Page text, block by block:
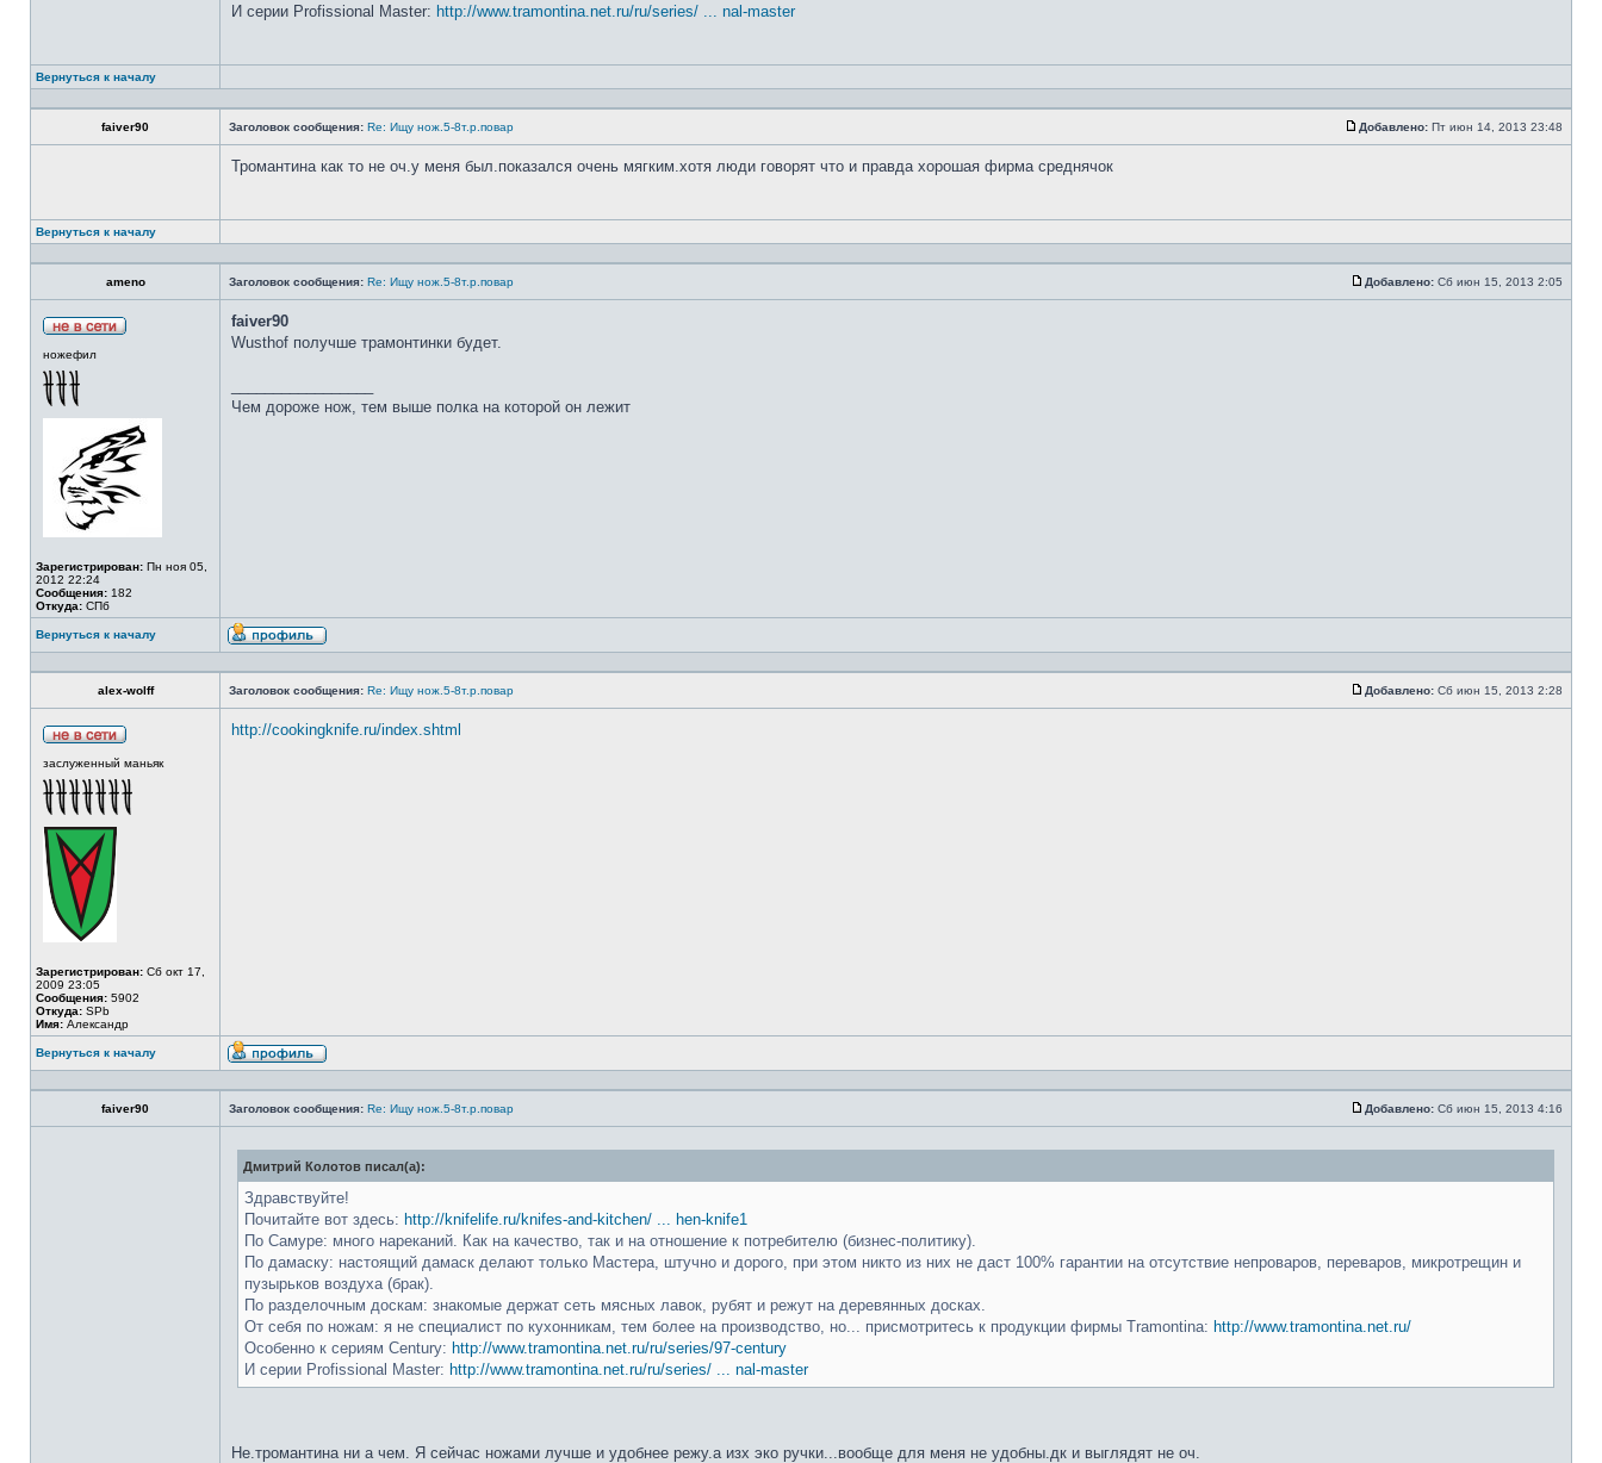
И серии Profissional Master: http://www.tramontina.net.ru/ru/series/ ... nal-master
Вернуться к началу
faiver90 Заголовок сообщения: Re: Ищу нож.5-8т.р.повар Добавлено: Пт июн 14, 2013 23:48
Тромантина как то не оч.у меня был.показался очень мягким.хотя люди говорят что и правда хорошая фирма среднячок
Вернуться к началу
ameno Заголовок сообщения: Re: Ищу нож.5-8т.р.повар Добавлено: Сб июн 15, 2013 2:05
ножефил
Зарегистрирован: Пн ноя 05,
2012 22:24
Сообщения: 182
Откуда: СПб
faiver90
Wusthof получше трамонтинки будет.
Чем дороже нож, тем выше полка на которой он лежит
Вернуться к началу
alex-wolff Заголовок сообщения: Re: Ищу нож.5-8т.р.повар Добавлено: Сб июн 15, 2013 2:28
заслуженный маньяк
Зарегистрирован: Сб окт 17,
2009 23:05
Сообщения: 5902
Откуда: SPb
Имя: Александр
http://cookingknife.ru/index.shtml
Вернуться к началу
faiver90 Заголовок сообщения: Re: Ищу нож.5-8т.р.повар Добавлено: Сб июн 15, 2013 4:16
Дмитрий Колотов писал(а):
Здравствуйте!
Почитайте вот здесь: http://knifelife.ru/knifes-and-kitchen/ ... hen-knife1
По Самуре: много нареканий. Как на качество, так и на отношение к потребителю (бизнес-политику).
По дамаску: настоящий дамаск делают только Мастера, штучно и дорого, при этом никто из них не даст 100% гарантии на отсутствие непроваров, переваров, микротрещин и
пузырьков воздуха (брак).
По разделочным доскам: знакомые держат сеть мясных лавок, рубят и режут на деревянных досках.
От себя по ножам: я не специалист по кухонникам, тем более на производство, но... присмотритесь к продукции фирмы Tramontina: http://www.tramontina.net.ru/
Особенно к сериям Century: http://www.tramontina.net.ru/ru/series/97-century
И серии Profissional Master: http://www.tramontina.net.ru/ru/series/ ... nal-master
Не.тромантина ни а чем. Я сейчас ножами лучше и удобнее режу.а изх эко ручки...вообще для меня не удобны.дк и выглядят не оч.